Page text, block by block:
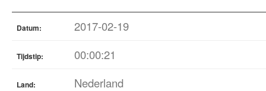
Datum: 2017-02-19
Tijdstip: 00:00:21
Land: Nederland